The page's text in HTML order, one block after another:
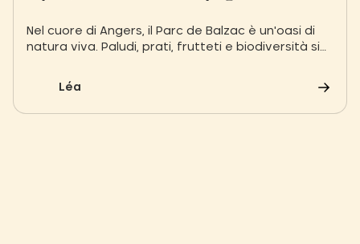
Nel cuore di Angers, il Parc de Balzac è un'oasi di
natura viva. Paludi, prati, frutteti e biodiversità si
Léa